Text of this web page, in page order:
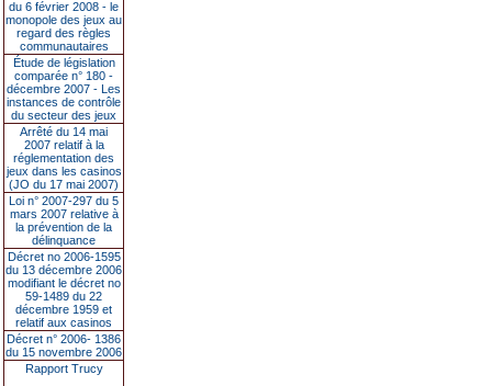
du 6 février 2008 - le
monopole des jeux au
regard des règles
communautaires
Étude de législation
comparée n° 180 -
décembre 2007 - Les
instances de contrôle
du secteur des jeux
Arrêté du 14 mai
2007 relatif à la
réglementation des
jeux dans les casinos
(JO du 17 mai 2007)
Loi n° 2007-297 du 5
mars 2007 relative à
la prévention de la
délinquance
Décret no 2006-1595
du 13 décembre 2006
modifiant le décret no
59-1489 du 22
décembre 1959 et
relatif aux casinos
Décret n° 2006- 1386
du 15 novembre 2006
Rapport Trucy